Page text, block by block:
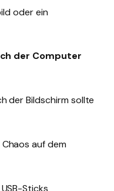
oder ein
der Computer
der Bildschirm sollte
auf dem
Sticks